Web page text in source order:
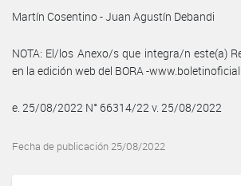
Martín Cosentino - Juan Agustín Debandi
NOTA: El/los Anexo/s que integra/n este(a)
en la edición web del BORA -
e. 25/08/2022 N° 66314/22 v. 25/08/2022
Fecha de publicación 25/08/2022